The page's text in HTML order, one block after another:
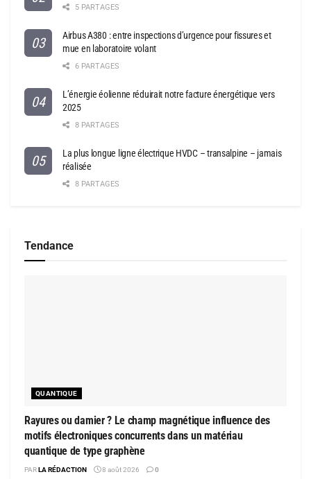
5 PARTAGES
Airbus A380 : entre inspections d’urgence pour fissures et
mue en laboratoire volant
6 PARTAGES
L’énergie éolienne réduirait notre facture énergétique vers
2025
8 PARTAGES
La plus longue ligne électrique HVDC – transalpine – jamais
réalisée
8 PARTAGES
Tendance
QUANTIQUE
Rayures ou damier ? Le champ magnétique influence des
motifs électroniques concurrents dans un matériau
quantique de type graphène
PARLA RÉDACTION 8 août 2026 0